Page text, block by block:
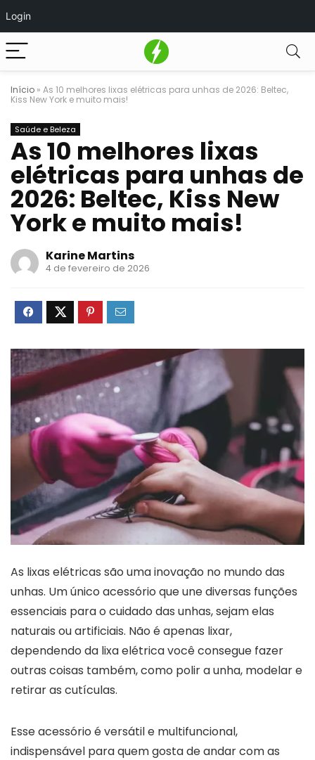
Login
Início » As 10 melhores lixas elétricas para unhas de 2026: Beltec,
Kiss New York e muito mais!
Saúde e Beleza
As 10 melhores lixas
elétricas para unhas de
2026: Beltec, Kiss New
York e muito mais!
Karine Martins
4 de fevereiro de 2026
As lixas elétricas são uma inovação no mundo das
unhas. Um único acessório que une diversas funções
essenciais para o cuidado das unhas, sejam elas
naturais ou artificiais. Não é apenas lixar,
dependendo da lixa elétrica você consegue fazer
outras coisas também, como polir a unha, modelar e
retirar as cutículas.
Esse acessório é versátil e multifuncional,
indispensável para quem gosta de andar com as